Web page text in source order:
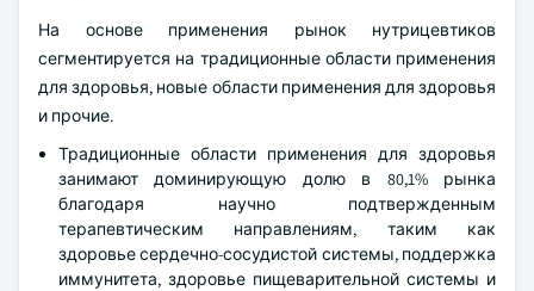
На основе применения рынок нутрицевтиков
сегментируется на традиционные области применения
для здоровья, новые области применения для здоровья
и прочие.
Традиционные области применения для здоровья
занимают доминирующую долю в 80,1% рынка
благодаря научно подтвержденным
терапевтическим направлениям, таким как
здоровье сердечно-сосудистой системы, поддержка
иммунитета, здоровье пищеварительной системы и